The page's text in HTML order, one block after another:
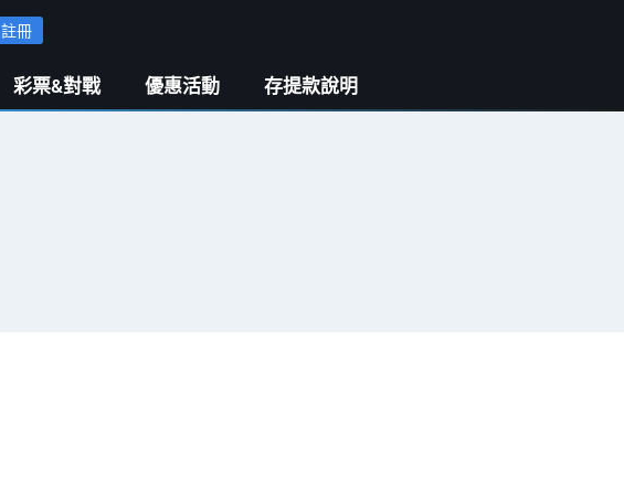
註冊
彩票&對戰 優惠活動 存提款說明